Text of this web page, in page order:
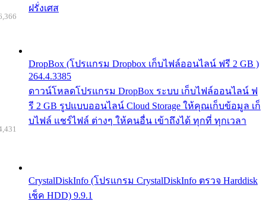
ฝรั่งเศส
DropBox (โปรแกรม Dropbox เก็บไฟล์ออนไลน์ ฟรี 2 GB )
264.4.3385
ดาวน์โหลดโปรแกรม DropBox ระบบ เก็บไฟล์ออนไลน์ ฟ
รี 2 GB รูปแบบออนไลน์ Cloud Storage ให้คุณเก็บข้อมูล เก็
บไฟล์ แชร์ไฟล์ ต่างๆ ให้คนอื่น เข้าถึงได้ ทุกที่ ทุกเวลา
CrystalDiskInfo (โปรแกรม CrystalDiskInfo ตรวจ Harddisk
เช็ค HDD) 9.9.1